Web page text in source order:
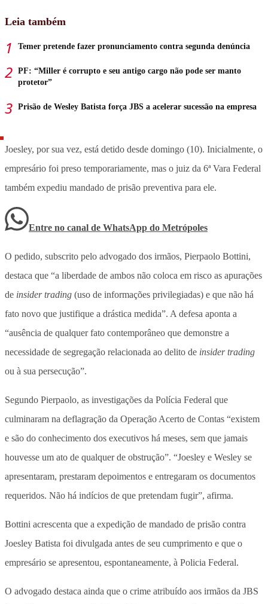
Leia também
Temer pretende fazer pronunciamento contra segunda denúncia
PF: “Miller é corrupto e seu antigo cargo não pode ser manto
protetor”
Prisão de Wesley Batista força JBS a acelerar sucessão na empresa
Joesley, por sua vez, está detido desde domingo (10). Inicialmente, o
empresário foi preso temporariamente, mas o juiz da 6ª Vara Federal
também expediu mandado de prisão preventiva para ele.
Entre no canal de WhatsApp do Metrópoles
O pedido, subscrito pelo advogado dos irmãos, Pierpaolo Bottini,
destaca que “a liberdade de ambos não coloca em risco as apurações
de insider trading (uso de informações privilegiadas) e que não há
fato novo que justifique a drástica medida”. A defesa aponta a
“ausência de qualquer fato contemporâneo que demonstre a
necessidade de segregação relacionada ao delito de insider trading
ou à sua persecução”.
Segundo Pierpaolo, as investigações da Polícia Federal que
culminaram na deflagração da Operação Acerto de Contas “existem
e são do conhecimento dos executivos há meses, sem que jamais
houvesse um ato de qualquer de obstrução”. “Joesley e Wesley se
apresentaram, prestaram depoimentos e entregaram os documentos
requeridos. Não há indícios de que pretendam fugir”, afirma.
Bottini acrescenta que a expedição de mandado de prisão contra
Joesley Batista foi divulgada antes de seu cumprimento e que o
empresário se apresentou, espontaneamente, à Policia Federal.
O advogado destaca ainda que o crime atribuído aos irmãos da JBS